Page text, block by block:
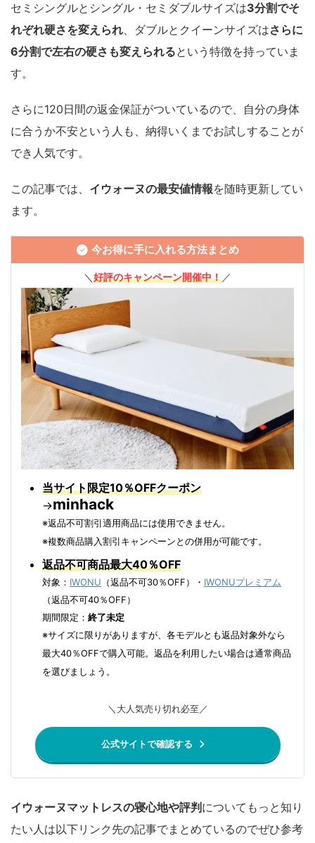
セミシングルとシングル・セミダブルサイズは3分割でそ
れぞれ硬さを変えられ、ダブルとクイーンサイズはさらに
6分割で左右の硬さも変えられるという特徴を持っていま
す。
さらに120日間の返金保証がついているので、自分の身体
に合うか不安という人も、納得いくまでお試しすることが
でき人気です。
この記事では、 イウォーヌの最安値情報を随時更新してい
ます。
今お得に手に入れる方法まとめ
＼ 好評のキャンペーン開催中！／
当サイト限定10％OFFクーポン
→minhack
※返品不可割引適用商品には使用できません。
※複数商品購入割引キャンペーンとの併用が可能です。
返品不可商品最大40％OFF
対象： IWONU （返品不可30％OFF）・ IWONUプレミアム
（返品不可40％OFF）
期間限定： 終了未定
※サイズに限りがありますが、各モデルとも返品対象外なら
最大40％OFFで購入可能。返品を利用したい場合は通常商品
を選びましょう。
＼大人気売り切れ必至／
公式サイトで確認する
イウォーヌマットレスの寝心地や評判 についてもっと知り
たい人は以下リンク先の記事でまとめているのでぜひ参考